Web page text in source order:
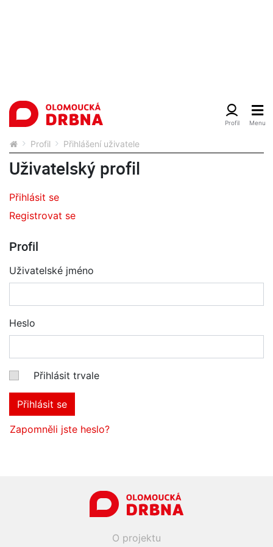
Profil Přihlášení uživatele
Uživatelský profil
Přihlásit se
Registrovat se
Profil
Uživatelské jméno
Heslo
Přihlásit trvale
Přihlásit se
Zapomněli jste heslo?
O projektu